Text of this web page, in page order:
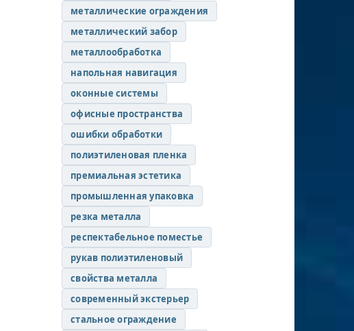
металлические ограждения
металлический забор
металлообработка
напольная навигация
оконные системы
офисные пространства
ошибки обработки
полиэтиленовая пленка
премиальная эстетика
промышленная упаковка
резка металла
респектабельное поместье
рукав полиэтиленовый
свойства металла
современный экстерьер
стальное ограждение